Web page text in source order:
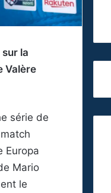
sur la
Valère
série de
Europa
Mario
le